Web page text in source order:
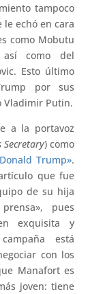
tampoco
le echó en cara
como Mobutu
así como del
Esto último
por sus
Vladimir Putin.
a la portavoz
Secretary) como
Trump».
que fue
de su hija
pues
exquisita y
está
con los
Manafort es
joven: tiene